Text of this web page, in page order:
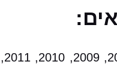
ב.מ.וו סדרה 5 שנות ייצור: 1996, 1997, 1998, 1999, 2000, 2001, 2002, 2003, 2004, 2005, 2006, 2007, 2008, 2009, 2010, 2011,